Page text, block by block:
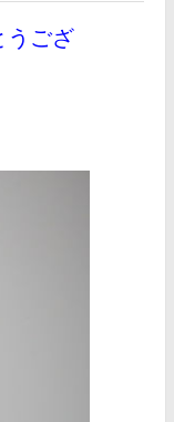
うござ